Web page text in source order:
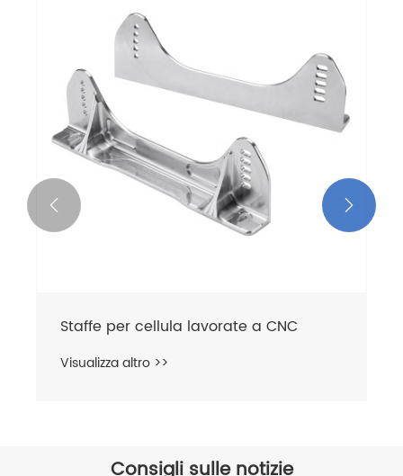
Staffe per cellula lavorate a CNC
Visualizza altro >>
 